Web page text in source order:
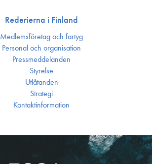
Rederierna i Finland
Medlemsföretag och fartyg
Personal och organisation
Press­meddelanden
Styrelse
Utlåtanden
Strategi
Kontakt­information